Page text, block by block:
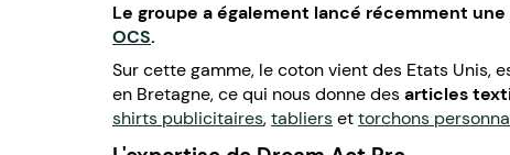
Le groupe a également lancé récemment
OCS.
Sur cette gamme, le coton vient des Etats Unis,
en Bretagne, ce qui nous donne desarticles
shirts publicitaires,tabliersettorchons